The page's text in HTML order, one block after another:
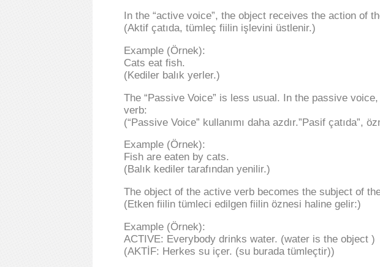
In the “active voice”, the object receives the action of
(Aktif çatıda, tümleç fiilin işlevini üstlenir.)
Example (Örnek):
Cats eat fish.
(Kediler balık yerler.)
The “Passive Voice” is less usual. In the passive
verb:
(“Passive Voice” kullanımı daha azdır.”Pasif çatıda”,
Example (Örnek):
Fish are eaten by cats.
(Balık kediler tarafından yenilir.)
The object of the active verb becomes the subject of
(Etken fiilin tümleci edilgen fiilin öznesi haline gelir:)
Example (Örnek):
ACTIVE: Everybody drinks water. (water is the object )
(AKTİF: Herkes su içer. (su burada tümleçtir))